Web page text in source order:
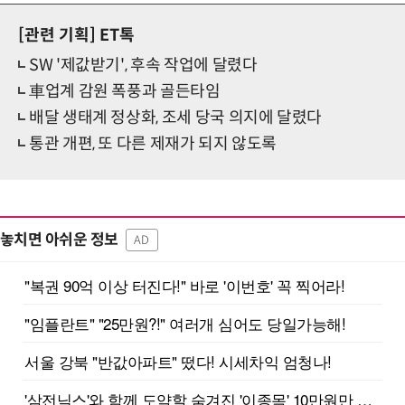
[관련 기획]
ET톡
SW '제값받기', 후속 작업에 달렸다
車업계 감원 폭풍과 골든타임
배달 생태계 정상화, 조세 당국 의지에 달렸다
통관 개편, 또 다른 제재가 되지 않도록
놓치면 아쉬운 정보 AD